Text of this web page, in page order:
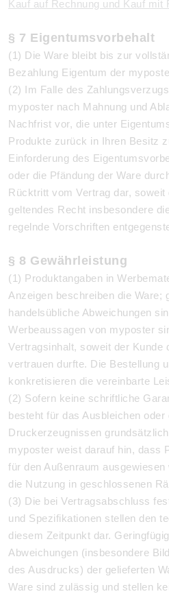
Kauf auf Rechnung und Kauf mit
§ 7 Eigentumsvorbehalt
(1) Die Ware bleibt bis zur
Bezahlung Eigentum der
(2) Im Falle des
myposter nach Mahnung und
Nachfrist vor, die unter
Produkte zurück in Ihren Besitz
Einforderung des
oder die Pfändung der Ware
Rücktritt vom Vertrag dar,
geltendes Recht insbesondere
regelnde Vorschriften
§ 8 Gewährleistung
(1) Produktangaben in
Anzeigen beschreiben die Ware;
handelsübliche Abweichungen
Werbeaussagen von myposter
Vertragsinhalt, soweit der Kunde
vertrauen durfte. Die Bestellung
konkretisieren die vereinbarte
(2) Sofern keine schriftliche
besteht für das Ausbleichen
Druckerzeugnissen
myposter weist darauf hin, dass
für den Außenraum
die Nutzung in geschlossenen
(3) Die bei Vertragsabschluss
und Spezifikationen stellen den
diesem Zeitpunkt dar.
Abweichungen (insbesondere
des Ausdrucks) der gelieferten
Ware sind zulässig und stellen